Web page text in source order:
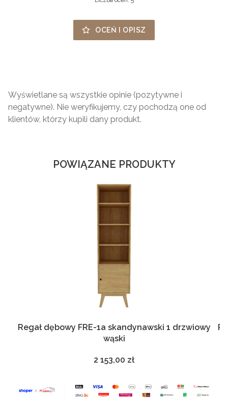
OCEŃ I OPISZ
Wyświetlane są wszystkie opinie (pozytywne i
negatywne). Nie weryfikujemy, czy pochodzą one od
klientów, którzy kupili dany produkt.
POWIĄZANE PRODUKTY
Regał dębowy FRE-1a skandynawski 1 drzwiowy
wąski
Cena
2 153,00 zł